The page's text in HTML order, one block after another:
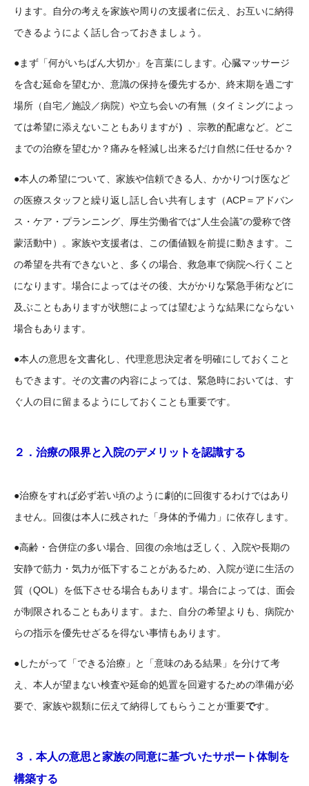
ります。自分の考えを家族や周りの支援者に伝え、お互いに納得
できるようによく話し合っておきましょう。
●まず「何がいちばん大切か」を言葉にします。心臓マッサージ
を含む延命を望むか、意識の保持を優先するか、終末期を過ごす
場所（自宅／施設／病院）や立ち会いの有無（タイミングによっ
ては希望に添えないこともありますが） 、宗教的配慮など。どこ
までの治療を望むか？痛みを軽減し出来るだけ自然に任せるか？
●本人の希望について、家族や信頼できる人、かかりつけ医など
の医療スタッフと繰り返し話し合い共有します（ACP＝アドバン
ス・ケア・プランニング、厚生労働省では“人生会議”の愛称で啓
蒙活動中）。家族や支援者は、この価値観を前提に動きます。こ
の希望を共有できないと、多くの場合、救急車で病院へ行くこと
になります。場合によってはその後、大がかりな緊急手術などに
及ぶこともありますが状態によっては望むような結果にならない
場合もあります。
●本人の意思を文書化し、代理意思決定者を明確にしておくこと
もできます。その文書の内容によっては、緊急時においては、す
ぐ人の目に留まるようにしておくことも重要です。
２．治療の限界と入院のデメリットを認識する
●治療をすれば必ず若い頃のように劇的に回復するわけではあり
ません。回復は本人に残された「身体的予備力」に依存します。
●高齢・合併症の多い場合、回復の余地は乏しく、入院や長期の
安静で筋力・気力が低下することがあるため、入院が逆に生活の
質（QOL）を低下させる場合もあります。場合によっては、面会
が制限されることもあります。また、自分の希望よりも、病院か
らの指示を優先せざるを得ない事情もあります。
● したがって「できる治療」と「意味のある結果」を分けて考
え、本人が望まない検査や延命的処置を回避するための準備が必
要で、家族や親類に伝えて納得してもらうことが重要です。
３．本人の意思と家族の同意に基づいたサポート体制を
構築する